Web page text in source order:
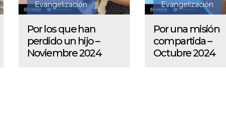
Evangelización
Por los que han
perdido un hijo –
Noviembre 2024
Evangelización
Por una misión
compartida –
Octubre 2024